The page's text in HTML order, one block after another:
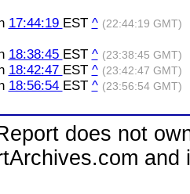
17:44:19 EST ^ (22:44:19 GMT)
18:38:45 EST ^ (23:38:45 GMT)
18:42:47 EST ^ (23:42:47 GMT)
18:56:54 EST ^ (23:56:54 GMT)
does not